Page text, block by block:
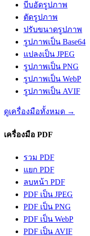
บีบอัดรูปภาพ
ตัดรูปภาพ
ปรับขนาดรูปภาพ
รูปภาพเป็น Base64
แปลงเป็น JPEG
รูปภาพเป็น PNG
รูปภาพเป็น WebP
รูปภาพเป็น AVIF
ดูเครื่องมือทั้งหมด →
เครื่องมือ PDF
รวม PDF
แยก PDF
ลบหน้า PDF
PDF เป็น JPEG
PDF เป็น PNG
PDF เป็น WebP
PDF เป็น AVIF